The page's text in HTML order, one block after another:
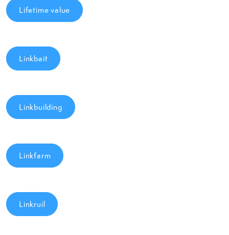
Lifetime value
Linkbait
Linkbuilding
Linkfarm
Linkruil